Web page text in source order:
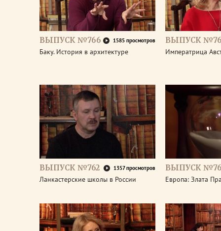
ВЫПУСК №766 1585 просмотров
Баку. История в архитектуре
ВЫПУСК
Императрица
ВЫПУСК №762 1357 просмотров
Ланкастерские школы в России
ВЫПУСК
Европа: Злата